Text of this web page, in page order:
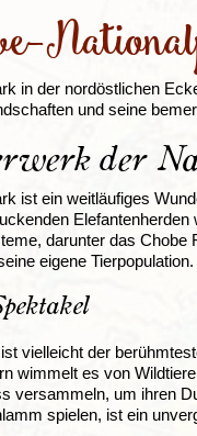
in der nordöstlichen
und seine
der
ist ein weitläufiges
darunter das Chobe
eigene Tierpopulation.
vielleicht der
wimmelt es von
versammeln, um ihren
spielen, ist ein